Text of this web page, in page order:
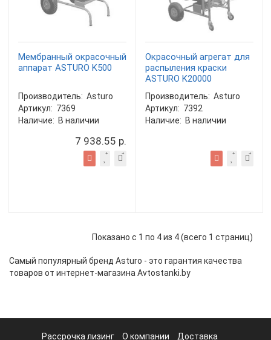
Мембранный окрасочный
аппарат ASTURO K500
Производитель: Asturo
Артикул: 7369
Наличие: В наличии
7 938.55 р.
Окрасочный агрегат для
распыления краски
ASTURO K20000
Производитель: Asturo
Артикул: 7392
Наличие: В наличии
Показано с 1 по 4 из 4 (всего 1 страниц)
Самый популярный бренд Asturo - это гарантия качества
товаров от интернет-магазина Avtostanki.by
Рассрочка лизинг О компании Доставка